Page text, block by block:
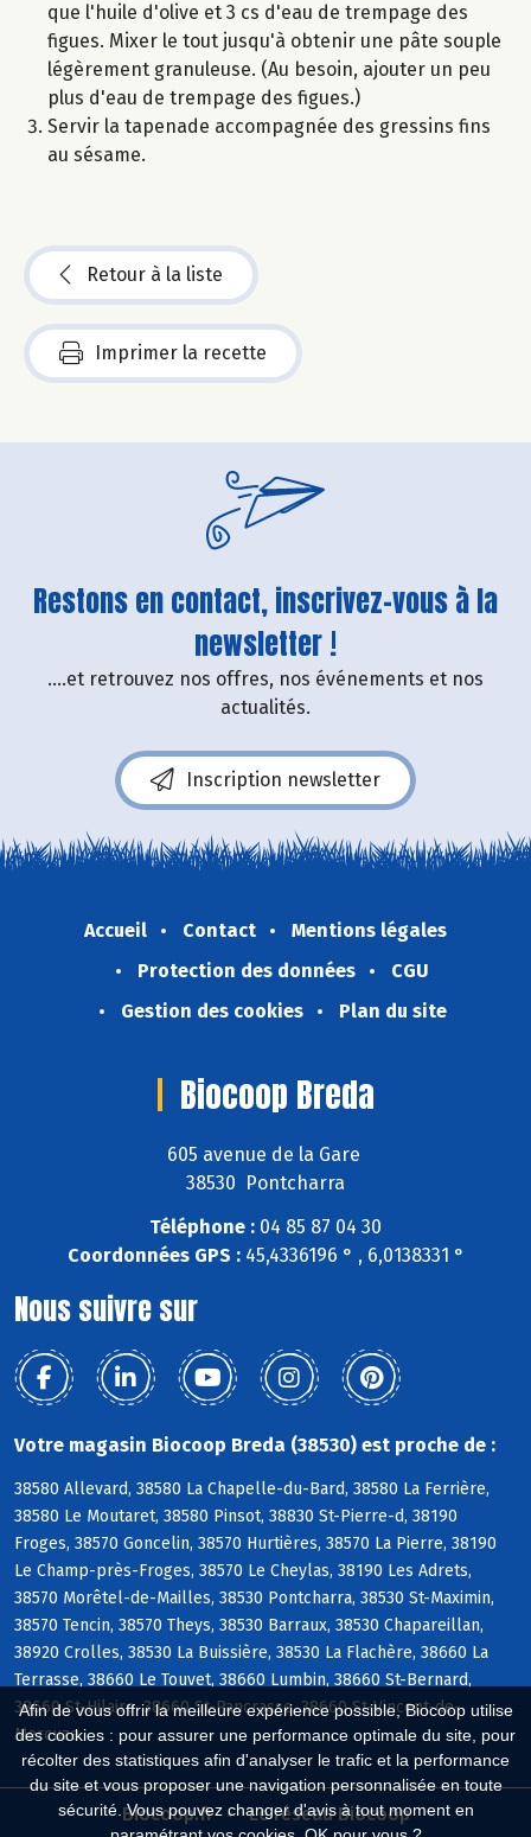
Afin de vous offrir la meilleure expérience possible, Biocoop utilise
des cookies : pour assurer une performance optimale du site, pour
récolter des statistiques afin d'analyser le trafic et la performance
du site et vous proposer une navigation personnalisée en toute
sécurité. Vous pouvez changer d'avis à tout moment en
que l'huile d'olive et 3 cs d'eau de trempage des
figues. Mixer le tout jusqu'à obtenir une pâte souple
légèrement granuleuse. (Au besoin, ajouter un peu
plus d'eau de trempage des figues.)
Servir la tapenade accompagnée des gressins fins
au sésame.
Retour à la liste
Imprimer la recette
Restons en contact, inscrivez-vous à la
newsletter !
....et retrouvez nos offres, nos événements et nos
actualités.
Inscription newsletter
Accueil Contact
Mentions légales
Protection des données
CGU
Gestion des cookies
Plan du site
Biocoop Breda
605 avenue de la Gare
38530 Pontcharra
Téléphone : 04 85 87 04 30
Coordonnées GPS :45,4336196 ° , 6,0138331 °
Nous suivre sur
Votre magasin Biocoop Breda (38530) est proche de :
38580 Allevard, 38580 La Chapelle-du-Bard, 38580 La Ferrière,
38580 Le Moutaret, 38580 Pinsot, 38830 St-Pierre-d, 38190
Froges, 38570 Goncelin, 38570 Hurtières, 38570 La Pierre, 38190
Le Champ-près-Froges, 38570 Le Cheylas, 38190 Les Adrets,
38570 Morêtel-de-Mailles, 38530 Pontcharra, 38530 St-Maximin,
38570 Tencin, 38570 Theys, 38530 Barraux, 38530 Chapareillan,
38920 Crolles, 38530 La Buissière, 38530 La Flachère, 38660 La
Terrasse, 38660 Le Touvet, 38660 Lumbin, 38660 St-Bernard,
38660 St-Hilaire, 38660 St-Pancrasse, 38660 St-Vincent-de-
Mercuze
Biocoop.fr
Le réseau Biocoop